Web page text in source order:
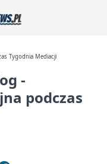
Tygodnia Mediacji
-
podczas